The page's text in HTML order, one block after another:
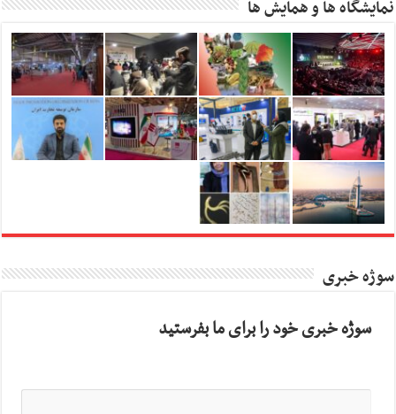
نمایشگاه ها و همایش ها
سوژه خبری
سوژه خبری خود را برای ما بفرستید